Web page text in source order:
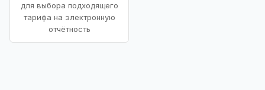
для выбора подходящего
тарифа на электронную
отчётность